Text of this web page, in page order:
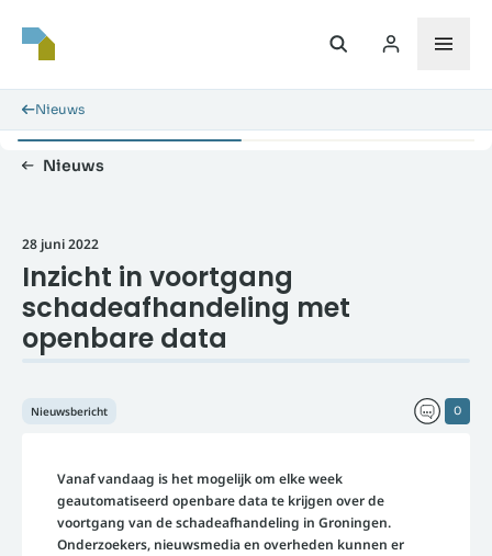
Nieuws
Nieuws
28 juni 2022
Inzicht in voortgang
schadeafhandeling met
openbare data
0
Nieuwsbericht
Vanaf vandaag is het mogelijk om elke week
geautomatiseerd openbare data te krijgen over de
voortgang van de schadeafhandeling in Groningen.
Onderzoekers, nieuwsmedia en overheden kunnen er